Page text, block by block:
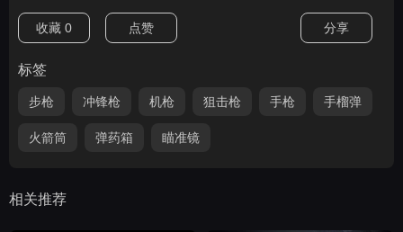
收藏 0 点赞 分享
标签
步枪 冲锋枪 机枪 狙击枪 手枪 手榴弹
火箭筒 弹药箱 瞄准镜
相关推荐